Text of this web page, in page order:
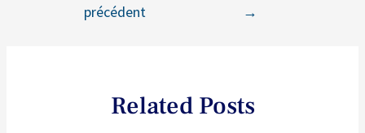
précédent
→
Related Posts